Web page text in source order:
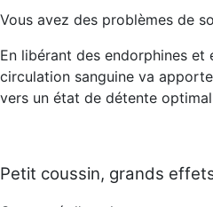
Vous avez des problèmes de
En libérant des endorphines
circulation sanguine va
vers un état de détente
Petit coussin, grands